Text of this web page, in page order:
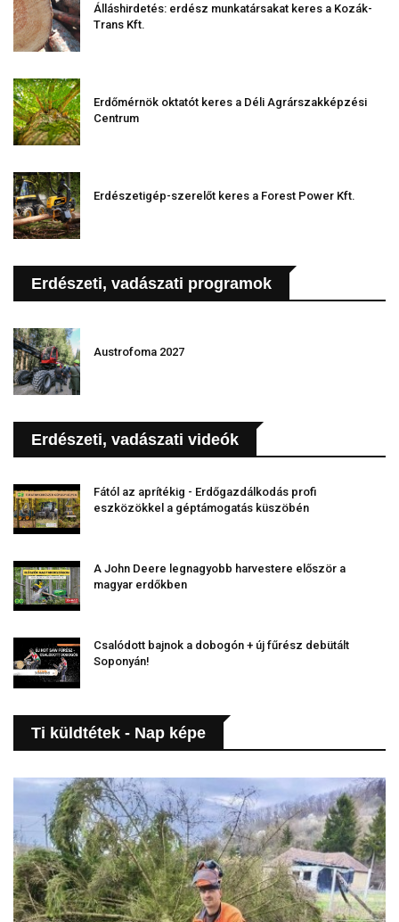
Álláshirdetés: erdész munkatársakat keres a Kozák-
Trans Kft.
Erdőmérnök oktatót keres a Déli Agrárszakképzési
Centrum
Erdészetigép-szerelőt keres a Forest Power Kft.
Erdészeti, vadászati programok
Austrofoma 2027
Erdészeti, vadászati videók
Fától az aprítékig - Erdőgazdálkodás profi
eszközökkel a géptámogatás küszöbén
A John Deere legnagyobb harvestere először a
magyar erdőkben
Csalódott bajnok a dobogón + új fűrész debütált
Soponyán!
Ti küldtétek - Nap képe